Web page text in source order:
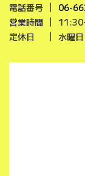
電話番号
06-
営業時間
11:30
定休日
水曜日